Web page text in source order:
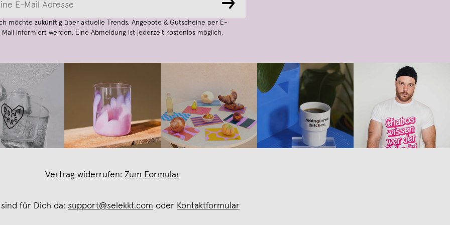
→
möchte zukünftig über aktuelle Trends, Angebote & Gutscheine per E-
Mail informiert werden. Eine Abmeldung ist jederzeit kostenlos möglich.
Vertrag widerrufen: Zum Formular
für Dich da: support@selekkt.com oder Kontaktformular